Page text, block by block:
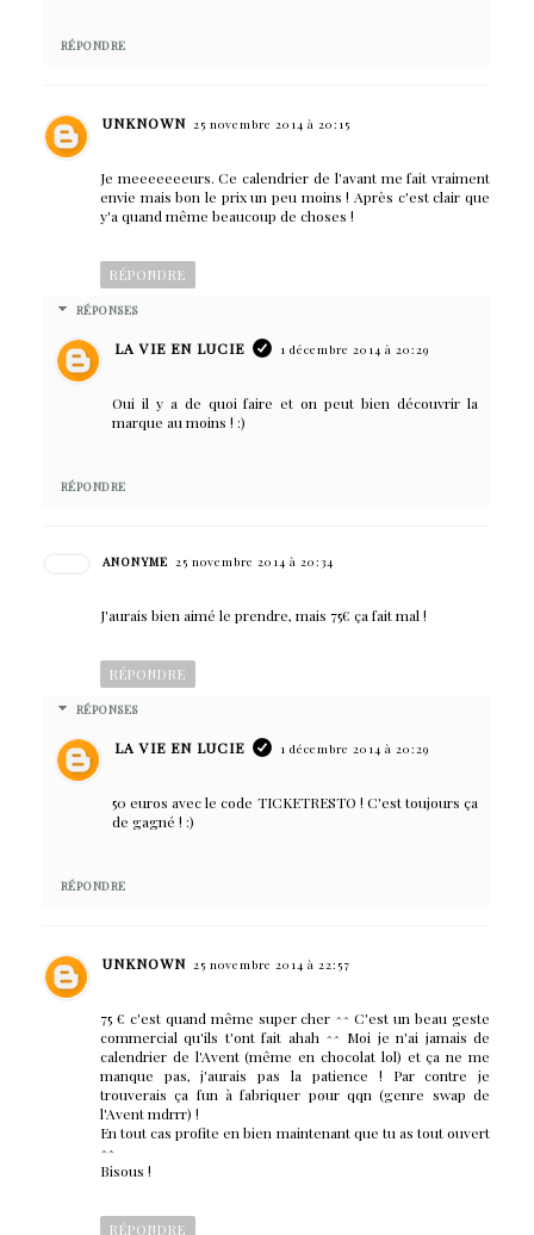
RÉPONDRE
UNKNOWN 25 novembre 2014 à 20:15
Je meeeeeeeurs. Ce calendrier de l'avant me fait vraiment
envie mais bon le prix un peu moins ! Après c'est clair que
y'a quand même beaucoup de choses !
RÉPONDRE
RÉPONSES
LA VIE EN LUCIE 1 décembre 2014 à 20:29
Oui il y a de quoi faire et on peut bien découvrir la
marque au moins ! :)
RÉPONDRE
ANONYME 25 novembre 2014 à 20:34
J'aurais bien aimé le prendre, mais 75€ ça fait mal !
RÉPONDRE
RÉPONSES
LA VIE EN LUCIE 1 décembre 2014 à 20:29
50 euros avec le code TICKETRESTO ! C'est toujours ça
de gagné ! :)
RÉPONDRE
UNKNOWN 25 novembre 2014 à 22:57
75 € c'est quand même super cher ^^ C'est un beau geste
commercial qu'ils t'ont fait ahah ^^ Moi je n'ai jamais de
calendrier de l'Avent (même en chocolat lol) et ça ne me
manque pas, j'aurais pas la patience ! Par contre je
trouverais ça fun à fabriquer pour qqn (genre swap de
l'Avent mdrrr) !
En tout cas profite en bien maintenant que tu as tout ouvert
^^
Bisous !
RÉPONDRE